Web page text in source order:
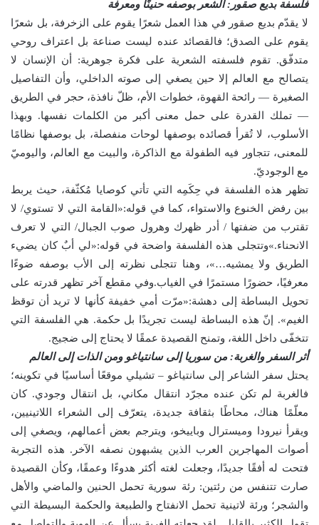
فلسفة بديع صقور: الشعر بوصفه حنينًا ومعرفة
لا يقدّم بديع صقور في هذا العمل شعرًا يقوم على الزخرفة، بل شعرًا
يقوم على الصدق؛ فالقصائد عنده ليست صناعة بل اعتراف روحي
متدفّق. تقوم فلسفته الشعرية على فكرة جوهرية: أن الإنسان لا
يتصالح مع العالم إلا حين يصغي إلى صوته الداخلي، وأن التفاصيل
الصغيرة — رائحة القهوة، خطوات الأم، ظلّ نافذة، حجر في الطريق
— تملك القدرة على حمل معنى أكبر من الكلمات نفسها. وبهذا
الأسلوب، لا تُقرأ قصائده بوصفها لوحات منفصلة، بل بوصفها نظامًا
للمعنى، تتجاور فيه الطفولة مع الذاكرة، والبيت مع العالم، واليوميّ
مع الوجوديّ.
تظهر هذه الفلسفة في حِكَمِه التي تأتي كوصايا مُكثّفة، حيث يربط
بين رفض الخنوع والاستواء، كما في قوله:«القامة التي لا تستوي/ لا
تقترب من ضفتها / أدر ظهرك وهرول صوب الجبال/ التي لا تعرف
الانحناء.»وتتجلى هذه الفلسفة واضحة في قوله:«لي أبٌ كان يضيء
الطريق ولا يمشيه…»، وهنا تتجلى نظرته إلى الأب بوصفه ضوءًا
معرفيًا، حضورًا مستمرًا في الغياب.وفي مقطع آخر تظهر قدرته على
تحويل البساطة إلى دهشة:«مرّت أمي خفيفة كأنها لا تريد أن توقظ
الغيم». إنّ هذه البساطة ليست تجريدًا بل حكمة. هي الفلسفة التي
تتخفّى داخل اللغة، وتمنح القصيدة عمقًا لا يحتاج إلى ضجيج.
أثر السفر والغربة: من سوريا إلى سانتياغو ومن الذات إلى العالم
يحتل سفر الشاعر إلى سانتياغو – تشيلي موقعًا أساسيًا في تكوينه؛
فالغربة لم تكن عنده مجرّد انتقال مكاني، بل انتقال وجودي. كان
معلّمًا هناك، محاطًا بثقافة جديدة، يتعرّف إلى الشعراء اللاتينيين،
ويقرأ نيرودا وميسترال وباييخو، ويترجم بعض أعمالهم، ويصغي إلى
أصوات المهاجرين العرب الذين يشبهون نصفه الآخر. هذه التجربة
فتحت له أفقًا جديدًا، وجعلت لغته أكثر هدوءًا وعمقًا، وكأن القصيدة
صارت تتنفس من رئتين: رئة سورية تحمل الحنين والماضي والأهل
والشجر؛ ورئة لاتينية تحمل الانفتاح والطبيعة والحكمة البسيطة التي